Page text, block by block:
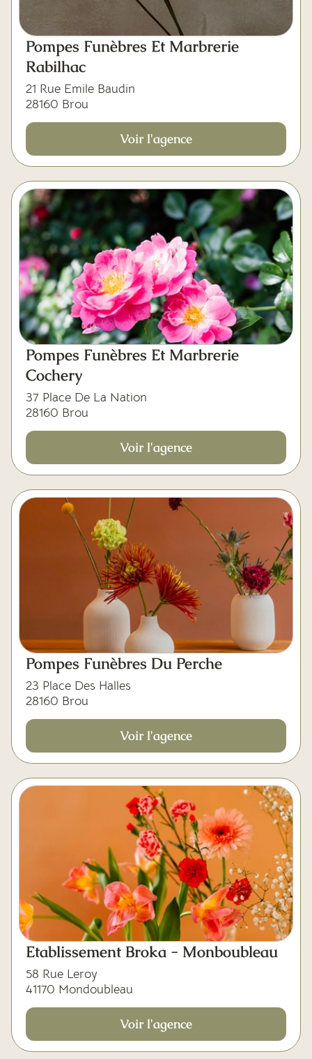
Pompes Funèbres Et Marbrerie
Rabilhac
21 Rue Emile Baudin
28160 Brou
Voir l'agence
Pompes Funèbres Et Marbrerie
Cochery
37 Place De La Nation
28160 Brou
Voir l'agence
Pompes Funèbres Du Perche
23 Place Des Halles
28160 Brou
Voir l'agence
Etablissement Broka - Monboubleau
58 Rue Leroy
41170 Mondoubleau
Voir l'agence